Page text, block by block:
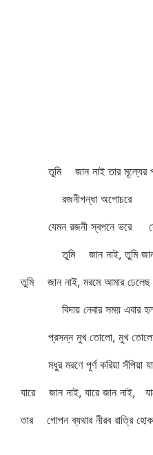
তুমি জান নাই তার মূল্যের
রজনীগন্ধা অগোচরে
যেমন রজনী স্বপনে ভরে
তুমি জান নাই, তুমি জান
তুমি জান নাই, মরমে আমার ঢেলেছ
বিদায় নেবার সময় এবার
প্রসন্ন মুখ তোলো, মুখ
মধুর মরণে পূর্ণ করিয়া সঁপিয়া
যারে জান নাই, যারে জান নাই,
তার গোপন ব্যথার নীরব রাত্রি